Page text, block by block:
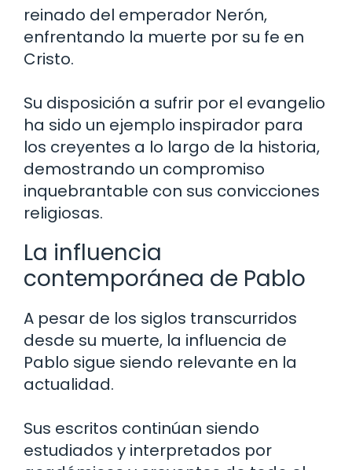
reinado del emperador Nerón,
enfrentando la muerte por su fe en
Cristo.
Su disposición a sufrir por el evangelio
ha sido un ejemplo inspirador para
los creyentes a lo largo de la historia,
demostrando un compromiso
inquebrantable con sus convicciones
religiosas.
La influencia
contemporánea de Pablo
A pesar de los siglos transcurridos
desde su muerte, la influencia de
Pablo sigue siendo relevante en la
actualidad.
Sus escritos continúan siendo
estudiados y interpretados por